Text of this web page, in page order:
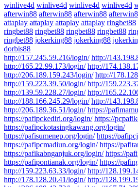
winlive4d winlive4d winlive4d winlive4d
afterwin88 afterwin88 afterwin88
attaplay attaplay attaplay attaplay ringbet88
ringbet88 ringbet88 ringbet88 ringbet88
ringbet88 jokerking88 jokerking88
dorbis88
http://157.245.59.216/login/ http://
http://165.22.99.173/login/ http://
http://206.189.159.243/login/ http://
http://159.223.39.50/login/ http://
http://139.59.228.27/login/ http://
http://188.166.245.29/login/ http://
http://206.189.36.51/login/ https://
https://pafipckediri.org/login/ https://
https://pafipckotasingkawang.org/login/
https://pafisumenep.org/login/ https://
https://pafipcmadiun.org/login/ https://
https://pafikabnganjuk.org/login/ https://
https://pafipontianak.org/login/ https://
http://159.223.63.33/login/ http://
http://178.128.20.41/login/ http://